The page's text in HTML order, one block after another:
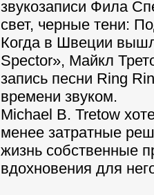
звукозаписи Фила
свет, черные тени:
Когда в Швеции
Spector», Майкл
запись песни Ring
времени звуком.
Michael B. Tretow
менее затратные
жизнь собственные
вдохновения для